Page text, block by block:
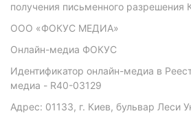
получения письменного разрешения
ООО «ФОКУС МЕДИА»
Онлайн-медиа ФОКУС
Идентификатор онлайн-медиа в
медиа - R40-03129
Адрес: 01133, г. Киев, бульвар Леси